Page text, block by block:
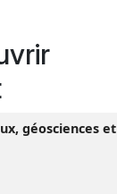
géosciences et